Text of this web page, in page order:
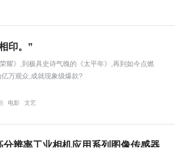
印。”
耀》,到极具史诗气魄的《太平年》,再到如今点燃
万观众,成就现象级爆款?
文艺
电影
辨率工业相机应用系列图像传感器